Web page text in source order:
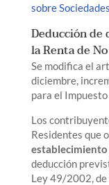
sobre Sociedades
Deducción de
la Renta de
Se modifica el
diciembre,
para el
Los
Residentes que
deducción
Ley 49/2002, de